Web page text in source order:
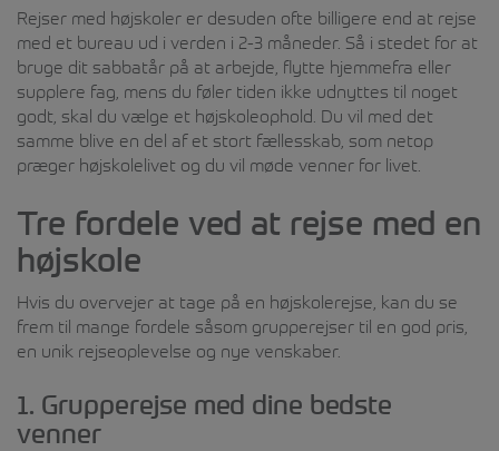
Rejser med højskoler er desuden ofte billigere end at rejse
med et bureau ud i verden i 2-3 måneder. Så i stedet for at
bruge dit sabbatår på at arbejde, flytte hjemmefra eller
supplere fag, mens du føler tiden ikke udnyttes til noget
godt, skal du vælge et højskoleophold. Du vil med det
samme blive en del af et stort fællesskab, som netop
præger højskolelivet og du vil møde venner for livet.
Tre fordele ved at rejse med en
højskole
Hvis du overvejer at tage på en højskolerejse, kan du se
frem til mange fordele såsom grupperejser til en god pris,
en unik rejseoplevelse og nye venskaber.
1. Grupperejse med dine bedste
venner